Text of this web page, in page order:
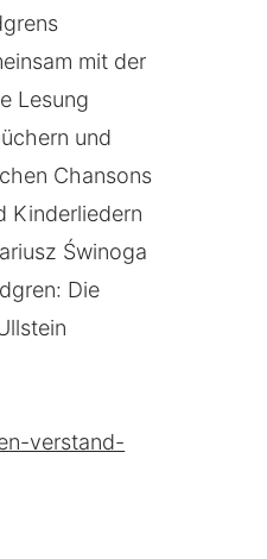
mit der
Lesung
und
Chansons
Kinderliedern
Świnoga
Die
verstand-